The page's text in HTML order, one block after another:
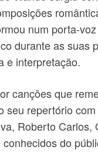
num porta-
durante as
e interpretação.
canções que
seu repertório
Roberto
do